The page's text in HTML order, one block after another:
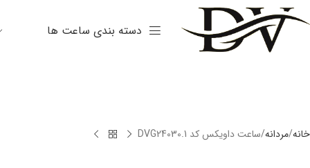
دسته بندی ساعت ها
خانه مردانه ساعت داویکس کد DVG24030.1